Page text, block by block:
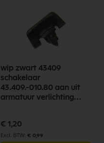
wip zwart 43409
schakelaar
43.409.-010.80 aan uit
armatuur verlichting
€ 1,20
€ 0,99